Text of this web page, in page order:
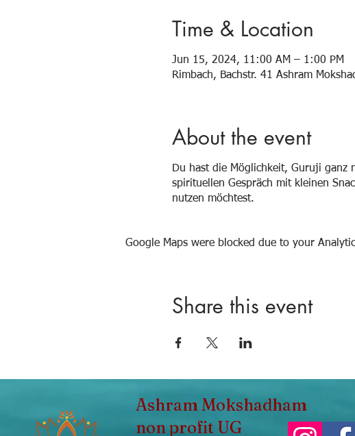
Time & Location
Jun 15, 2024, 11:00 AM – 1:00 PM
Rimbach, Bachstr. 41 Ashram
About the event
Du hast die Möglichkeit, Guruji ganz
spirituellen Gespräch mit kleinen
nutzen möchtest.
Google Maps were blocked due to your
Share this event
Ashram Mokshadham
non profit UG